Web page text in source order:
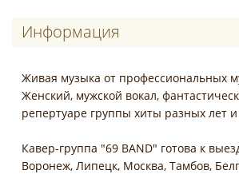
Информация
Живая музыка от профессиональных
Женский, мужской вокал,
репертуаре группы хиты разных лет
Кавер-группа "69 BAND" готова к
Воронеж, Липецк, Москва, Тамбов,